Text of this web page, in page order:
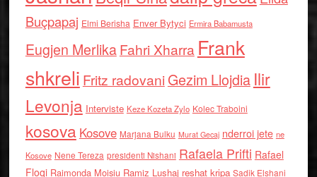
Buçpapaj Elmi Berisha Enver Bytyci Ermira Babamusta
Eugjen MerlikaFahri Xharra Frank
shkreli Fritz radovaniGezim Llojdia Ilir
Levonja Interviste Keze Kozeta Zylo Kolec Traboini
kosova Kosove Marjana Bulku Murat Gecaj nderroi jete ne
Kosove Nene Tereza presidenti Nishani Rafaela Prifti Rafael
Floqi Raimonda Moisiu Ramiz Lushaj reshat kripa Sadik Elshani